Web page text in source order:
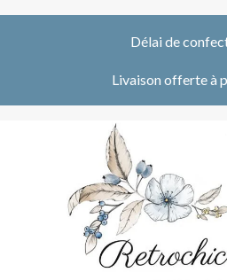
Délai de
Livaison offerte à